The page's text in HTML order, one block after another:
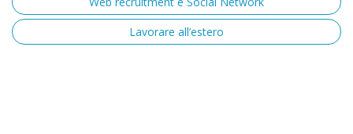
Lavorare all’estero